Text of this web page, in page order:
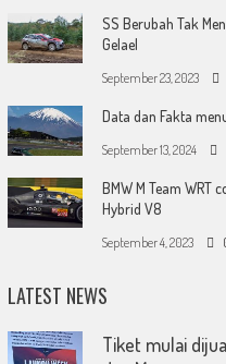
SS Berubah Tak
Gelael
September 23, 2023
Data dan Fakta
September 13, 2024
BMW M Team WRT
Hybrid V8
September 4, 2023
LATEST NEWS
Tiket mulai